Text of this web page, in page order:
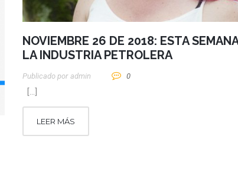
NOVIEMBRE 26 DE 2018: ESTA
LA INDUSTRIA PETROLERA
Publicado por Admin 0
[…]
LEER MÁS